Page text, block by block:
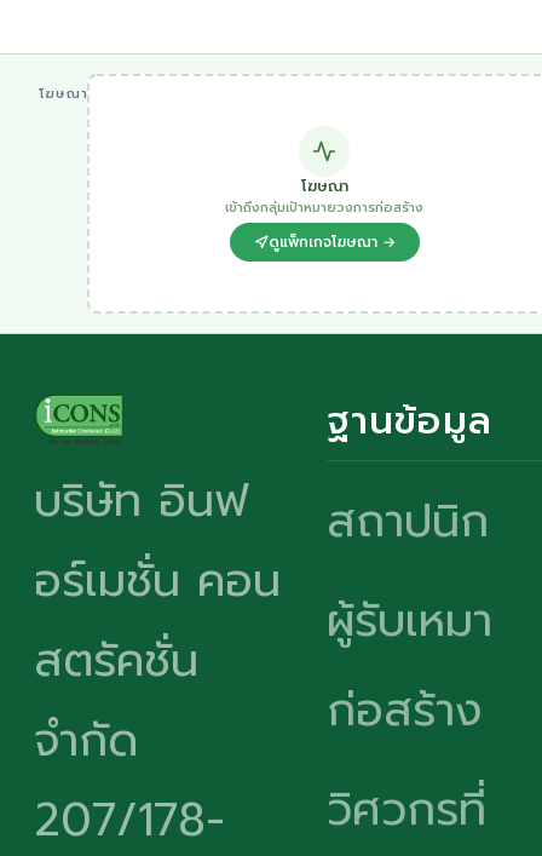
โฆษณา
โฆษณา
เข้าถึงกลุ่มเป้าหมายวงการก่อสร้าง
ดูแพ็กเกจโฆษณา →
บริษัท อินฟ
อร์เมชั่น คอน
สตรัคชั่น
จำกัด
207/178-
ฐานข้อมูล
สถาปนิก
ผู้รับเหมา
ก่อสร้าง
วิศวกรที่